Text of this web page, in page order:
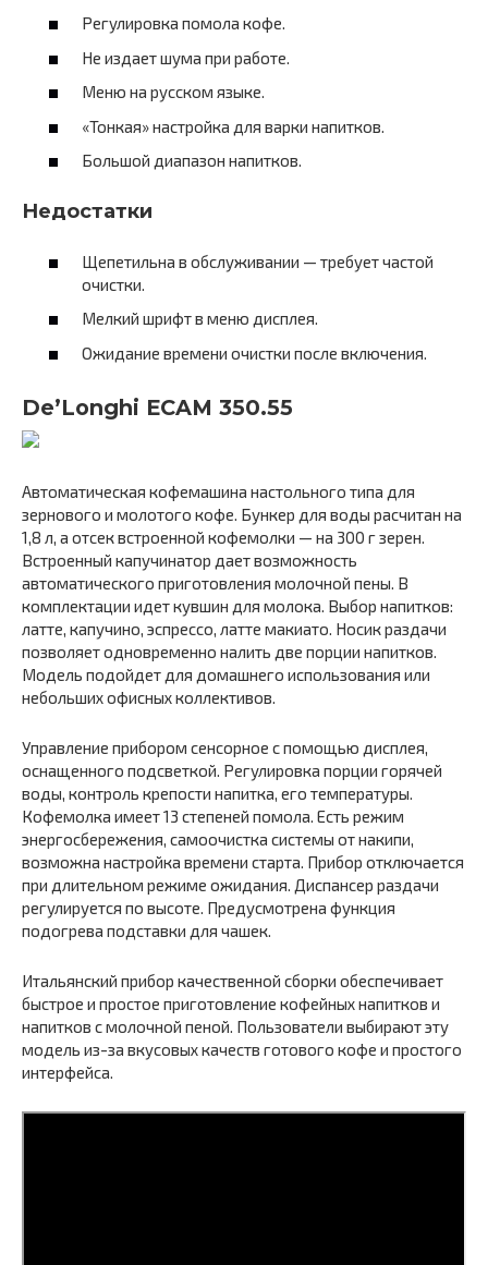
Регулировка помола кофе.
Не издает шума при работе.
Меню на русском языке.
«Тонкая» настройка для варки напитков.
Большой диапазон напитков.
Недостатки
Щепетильна в обслуживании — требует частой
очистки.
Мелкий шрифт в меню дисплея.
Ожидание времени очистки после включения.
De’Longhi ECAM 350.55
Автоматическая кофемашина настольного типа для
зернового и молотого кофе. Бункер для воды расчитан на
1,8 л, а отсек встроенной кофемолки — на 300 г зерен.
Встроенный капучинатор дает возможность
автоматического приготовления молочной пены. В
комплектации идет кувшин для молока. Выбор напитков:
латте, капучино, эспрессо, латте макиато. Носик раздачи
позволяет одновременно налить две порции напитков.
Модель подойдет для домашнего использования или
небольших офисных коллективов.
Управление прибором сенсорное с помощью дисплея,
оснащенного подсветкой. Регулировка порции горячей
воды, контроль крепости напитка, его температуры.
Кофемолка имеет 13 степеней помола. Есть режим
энергосбережения, самоочистка системы от накипи,
возможна настройка времени старта. Прибор отключается
при длительном режиме ожидания. Диспансер раздачи
регулируется по высоте. Предусмотрена функция
подогрева подставки для чашек.
Итальянский прибор качественной сборки обеспечивает
быстрое и простое приготовление кофейных напитков и
напитков с молочной пеной. Пользователи выбирают эту
модель из-за вкусовых качеств готового кофе и простого
интерфейса.